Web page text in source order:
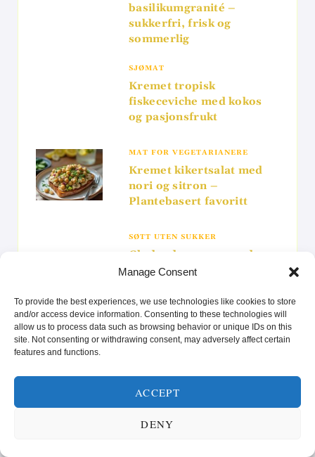
Manage Consent
To provide the best experiences, we use technologies like cookies to store
and/or access device information. Consenting to these technologies will
allow us to process data such as browsing behavior or unique IDs on this
site. Not consenting or withdrawing consent, may adversely affect certain
features and functions.
ACCEPT
DENY
basilikumgranité –
sukkerfri, frisk og
sommerlig
SJØMAT
Kremet tropisk
fiskeceviche med kokos
og pasjonsfrukt
MAT FOR VEGETARIANERE
Kremet kikertsalat med
nori og sitron –
Plantebasert favoritt
SØTT UTEN SUKKER
Glødende ananas med
chili og frisk lime –
avslutning